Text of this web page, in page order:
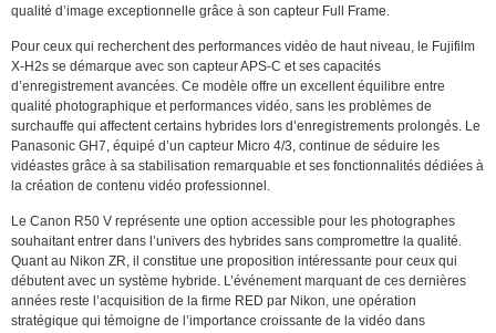
qualité d’image exceptionnelle grâce à son capteur Full Frame.
Pour ceux qui recherchent des performances vidéo de haut niveau, le Fujifilm
X-H2s se démarque avec son capteur APS-C et ses capacités
d’enregistrement avancées. Ce modèle offre un excellent équilibre entre
qualité photographique et performances vidéo, sans les problèmes de
surchauffe qui affectent certains hybrides lors d’enregistrements prolongés. Le
Panasonic GH7, équipé d’un capteur Micro 4/3, continue de séduire les
vidéastes grâce à sa stabilisation remarquable et ses fonctionnalités dédiées à
la création de contenu vidéo professionnel.
Le Canon R50 V représente une option accessible pour les photographes
souhaitant entrer dans l’univers des hybrides sans compromettre la qualité.
Quant au Nikon ZR, il constitue une proposition intéressante pour ceux qui
débutent avec un système hybride. L’événement marquant de ces dernières
années reste l’acquisition de la firme RED par Nikon, une opération
stratégique qui témoigne de l’importance croissante de la vidéo dans